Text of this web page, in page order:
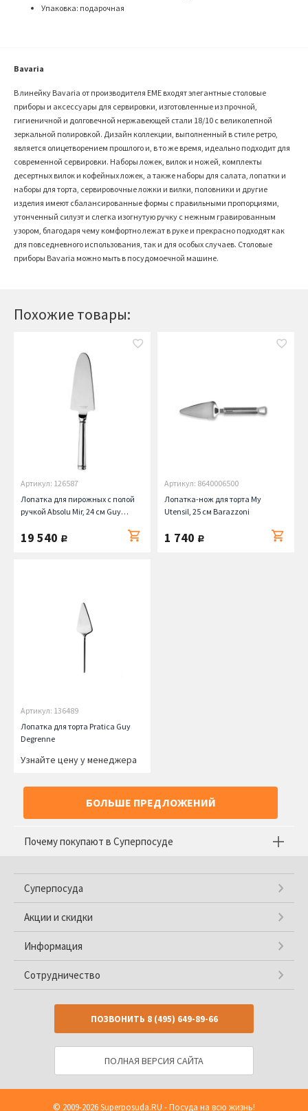
Похожие товары:
Артикул: 126587
Лопатка для пирожных с полой
ручкой Absolu Mir, 24 см Guy
19 540 руб.
Артикул: 8640006500
Лопатка-нож для торта My
Utensil, 25 см Barazzoni
1 740 руб.
Артикул: 136489
Лопатка для торта Pratica Guy
Degrenne
Узнайте цену у менеджера
БОЛЬШЕ ПРЕДЛОЖЕНИЙ
Упаковка: подарочная
Bavaria
В линейку Bavaria от производителя EME входят элегантные столовые
приборы и аксессуары для сервировки, изготовленные из прочной,
гигиеничной и долговечной нержавеющей стали 18/10 с великолепной
зеркальной полировкой. Дизайн коллекции, выполненный в стиле ретро,
является олицетворением прошлого и, в то же время, идеально подходит для
современной сервировки. Наборы ложек, вилок и ножей, комплекты
десертных вилок и кофейных ложек, а также наборы для салата, лопатки и
наборы для торта, сервировочные ложки и вилки, половники и другие
изделия имеют сбалансированные формы с правильными пропорциями,
утонченный силуэт и слегка изогнутую ручку с нежным гравированным
узором, благодаря чему комфортно лежат в руке и прекрасно подходят как
для повседневного использования, так и для особых случаев. Столовые
приборы Bavaria можно мыть в посудомоечной машине.
Почему покупают в Суперпосуде
Суперпосуда
Акции и скидки
Информация
Сотрудничество
ПОЗВОНИТЬ 8 (495) 649-89-66
ПОЛНАЯ ВЕРСИЯ САЙТА
© 2009-2026Superposuda.RU - Посуда на всю жизнь!